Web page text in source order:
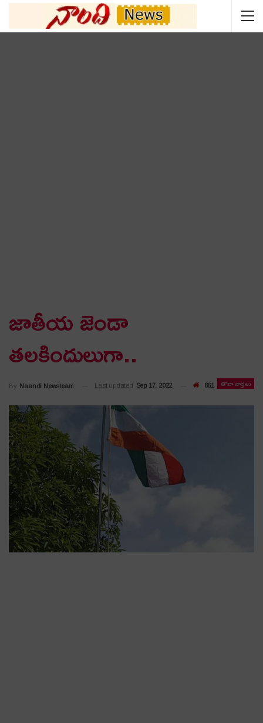
జాతీయ జెండా
త‌ల‌కిందులుగా..
తాజా వార్తలు
By Naandi Newsteam Last updated Sep 17, 2022 861